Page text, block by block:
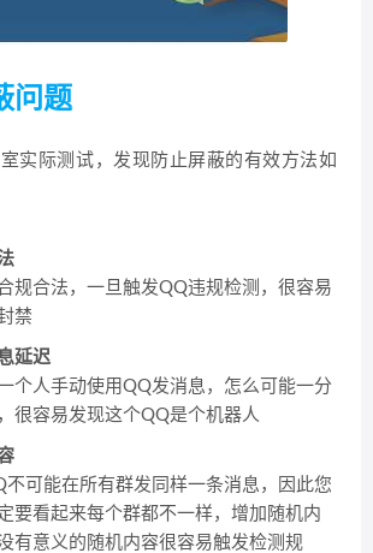
问题
实际测试，发现防止屏蔽的有效方法如
规合法，一旦触发QQ违规检测，很容易
禁
延迟
个人手动使用QQ发消息，怎么可能一分
很容易发现这个QQ是个机器人
不可能在所有群发同样一条消息，因此您
要看起来每个群都不一样，增加随机内
有意义的随机内容很容易触发检测规